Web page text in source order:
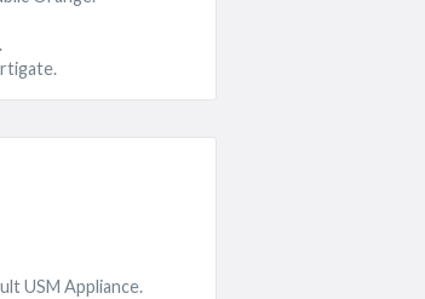
USM Appliance.